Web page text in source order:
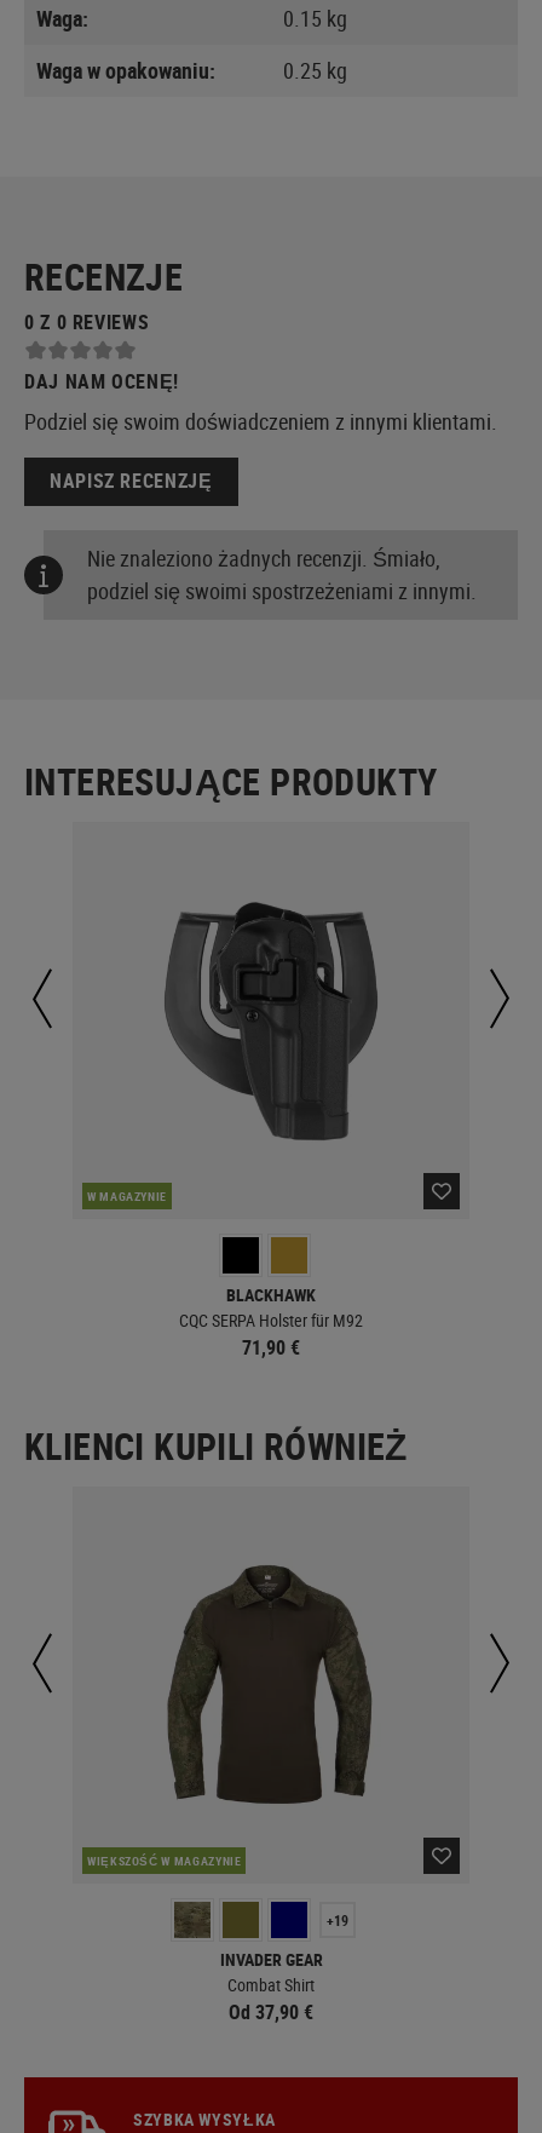
Waga:
0.15 kg
Waga w opakowaniu:
0.25 kg
RECENZJE
0 Z 0 REVIEWS
DAJ NAM OCENĘ!
Podziel się swoim doświadczeniem z innymi klientami.
NAPISZ RECENZJĘ
Nie znaleziono żadnych recenzji. Śmiało,
podziel się swoimi spostrzeżeniami z innymi.
INTERESUJĄCE PRODUKTY
W MAGAZYNIE
BLACKHAWK
CQC SERPA Holster für M92
71,90 €
KLIENCI KUPILI RÓWNIEŻ
WIĘKSZOŚĆ W MAGAZYNIE
+19
INVADER GEAR
Combat Shirt
Od 37,90 €
SZYBKA WYSYŁKA